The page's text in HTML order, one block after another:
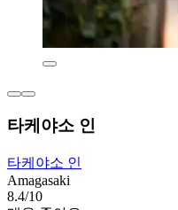
타케야소 인
타케야소 인
Amagasaki
8.4/10